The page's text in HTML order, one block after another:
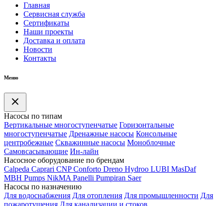
Главная
Сервисная служба
Сертификаты
Наши проекты
Доставка и оплата
Новости
Контакты
Меню
Насосы по типам
Вертикальные многоступенчатые Горизонтальные
многоступенчатые Дренажные насосы Консольные
центробежные Скважинные насосы Моноблочные
Самовсасывающие Ин-лайн
Насосное оборудование по брендам
Calpeda Caprari CNP Conforto Dreno Hydroo LUBI MasDaf
MBH Pumps NikMA Panelli Pumpiran Saer
Насосы по назначению
Для водоснабжения Для отопления Для промышленности Для